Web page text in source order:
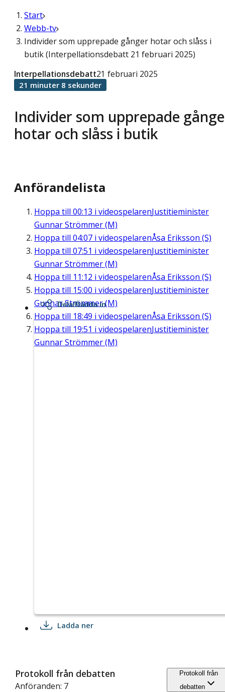
Start
Webb-tv
Individer som upprepade gånger hotar och slåss i
butik (Interpellationsdebatt 21 februari 2025)
Individer som upprepade
hotar och slåss i butik
Interpellationsdebatt21 februari 2025
21 minuter 8 sekunder
Anförandelista
Hoppa till 00:13 i videospelarenJustitieminister
Gunnar Strömmer (M)
Hoppa till 04:07 i videospelarenÅsa Eriksson (S)
Hoppa till 07:51 i videospelarenJustitieminister
Gunnar Strömmer (M)
Hoppa till 11:12 i videospelarenÅsa Eriksson (S)
Hoppa till 15:00 i videospelarenJustitieminister
Gunnar Strömmer (M)
Hoppa till 18:49 i videospelarenÅsa Eriksson (S)
Hoppa till 19:51 i videospelarenJustitieminister
Gunnar Strömmer (M)
Dela/Bädda in
Ladda ner
Protokoll från debatten
Anföranden: 7
Protokoll från
debatten